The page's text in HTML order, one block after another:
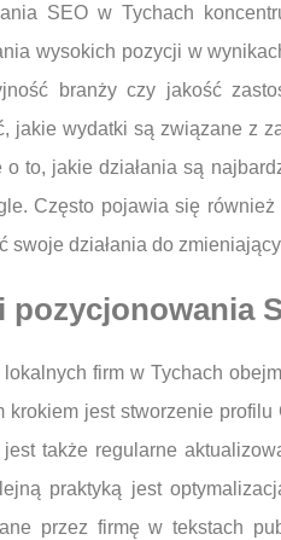
SEO w Tychach
wysokich pozycji w
branży czy jakość
jakie wydatki są związane z
to, jakie działania są
Często pojawia się
działania do
pozycjonowania
firm w Tychach
jest stworzenie
także regularne
praktyką jest
przez firmę w tekstach